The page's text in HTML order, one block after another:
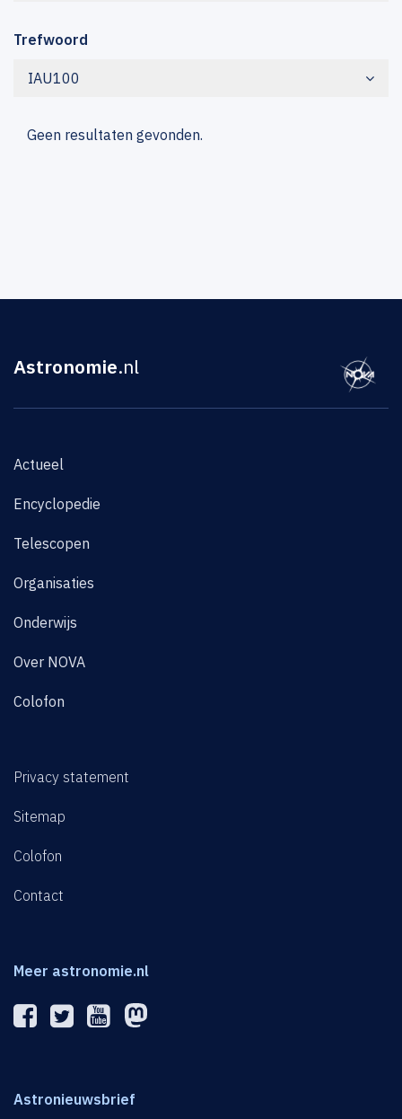
Trefwoord
IAU100
Geen resultaten gevonden.
Astronomie.nl
Actueel
Encyclopedie
Telescopen
Organisaties
Onderwijs
Over NOVA
Colofon
Privacy statement
Sitemap
Colofon
Contact
Meer astronomie.nl
Astronieuwsbrief